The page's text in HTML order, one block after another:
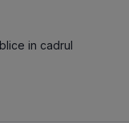
in cadrul